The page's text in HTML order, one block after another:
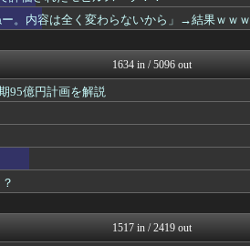
プリキュアのまとめ
...
ああ言えばForYou
異世界転生まとめ速報
デジタルニューススレッド
レに...
ぐら速 -声優まとめ速報-
...
...
fig速
ああ言えばForYou
アニはつ -アニメ発信場-
異世界転生まとめ速報
。内容は全く変わらないから」→結果ｗｗｗ
1634 in / 5096 out
95億円計画を解説
1517 in / 2419 out